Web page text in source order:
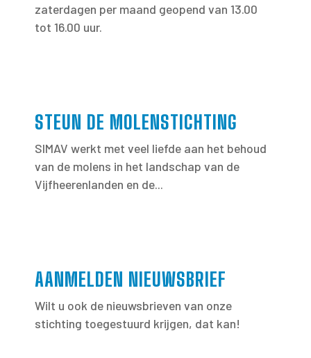
zaterdagen per maand geopend van 13.00
tot 16.00 uur.
STEUN DE MOLENSTICHTING
SIMAV werkt met veel liefde aan het behoud
van de molens in het landschap van de
Vijfheerenlanden en de...
AANMELDEN NIEUWSBRIEF
Wilt u ook de nieuwsbrieven van onze
stichting toegestuurd krijgen, dat kan!